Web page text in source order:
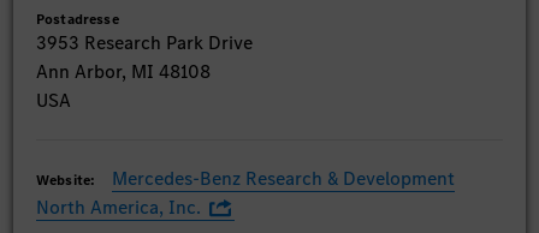
Postadresse
3953 Research Park Drive
Ann Arbor, MI 48108
USA
Website:
Mercedes-Benz Research & Development
North America, Inc.